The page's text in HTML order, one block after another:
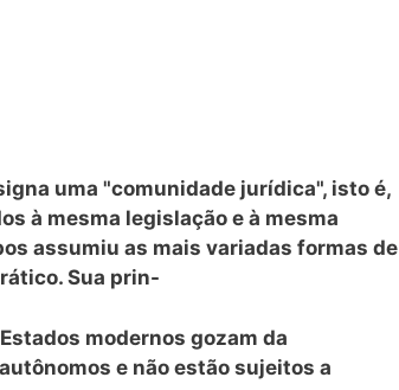
uma "comunidade jurídica", isto é,
à mesma legislação e à mesma
assumiu as mais variadas formas de
Sua prin-
modernos gozam da
e não estão sujeitos a